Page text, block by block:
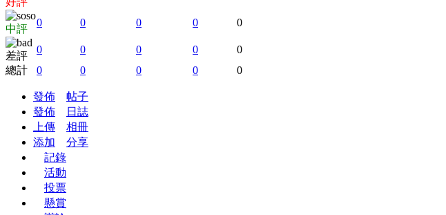
中評
0 0 0 0 0
差評
0 0 0 0
0
總計
0 0 0 0 0
發佈
帖子
發佈
日誌
上傳
相冊
添加
分享
記錄
活動
投票
懸賞